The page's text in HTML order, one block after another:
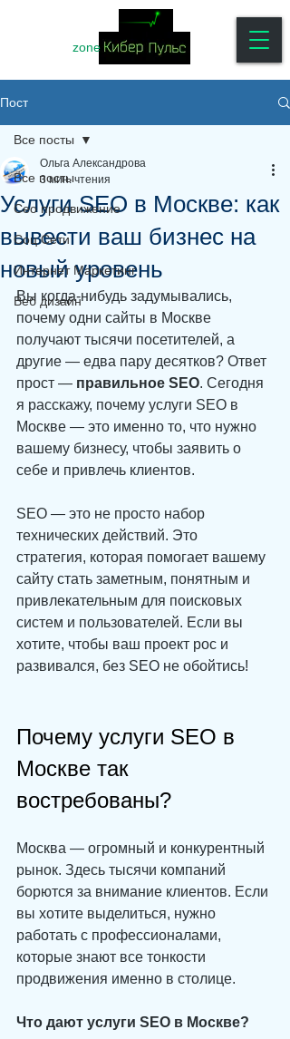
zone
Пост
Все посты
Сео продвижение
Соц Сети
Интернет Маркетинг
Веб дизайн
Все посты
Услуги SEO в Москве: как
вывести ваш бизнес на
новый уровень
Ольга Александрова
3 мин. чтения
Вы когда-нибудь задумывались,
почему одни сайты в Москве
получают тысячи посетителей, а
другие — едва пару десятков? Ответ
прост — правильное SEO. Сегодня
я расскажу, почему услуги SEO в
Москве — это именно то, что нужно
вашему бизнесу, чтобы заявить о
себе и привлечь клиентов.
SEO — это не просто набор
технических действий. Это
стратегия, которая помогает вашему
сайту стать заметным, понятным и
привлекательным для поисковых
систем и пользователей. Если вы
хотите, чтобы ваш проект рос и
развивался, без SEO не обойтись!
Почему услуги SEO в
Москве так
востребованы?
Москва — огромный и конкурентный
рынок. Здесь тысячи компаний
борются за внимание клиентов. Если
вы хотите выделиться, нужно
работать с профессионалами,
которые знают все тонкости
продвижения именно в столице.
Что дают услуги SEO в Москве?